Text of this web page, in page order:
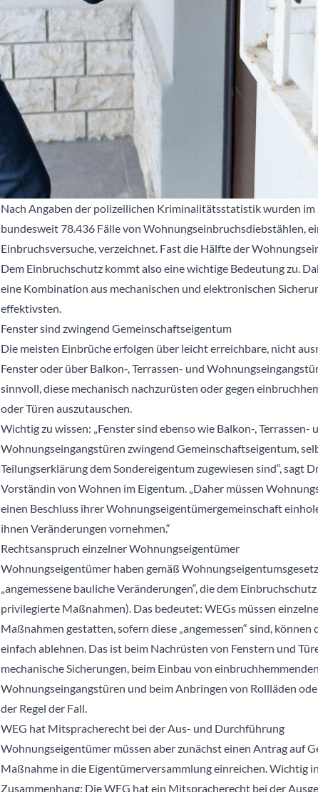
Nach Angaben der polizeilichen Kriminalitätsstatistik wurden im
bundesweit 78.436 Fälle von Wohnungseinbruchsdiebstählen,
Einbruchsversuche, verzeichnet. Fast die Hälfte der
Dem Einbruchschutz kommt also eine wichtige Bedeutung zu.
eine Kombination aus mechanischen und elektronischen
effektivsten.
Fenster sind zwingend Gemeinschaftseigentum
Die meisten Einbrüche erfolgen über leicht erreichbare, nicht
Fenster oder über Balkon-, Terrassen- und
sinnvoll, diese mechanisch nachzurüsten oder gegen
oder Türen auszutauschen.
Wichtig zu wissen: „Fenster sind ebenso wie Balkon-, Terrassen-
Wohnungseingangstüren zwingend Gemeinschaftseigentum,
Teilungserklärung dem Sondereigentum zugewiesen sind“, sagt
Vorständin von Wohnen im Eigentum. „Daher müssen
einen Beschluss ihrer Wohnungseigentümergemeinschaft
ihnen Veränderungen vornehmen.“
Rechtsanspruch einzelner Wohnungseigentümer
Wohnungseigentümer haben gemäß
„angemessene bauliche Veränderungen“, die dem
privilegierte Maßnahmen). Das bedeutet: WEGs müssen
Maßnahmen gestatten, sofern diese „angemessen“ sind, können
einfach ablehnen. Das ist beim Nachrüsten von Fenstern und
mechanische Sicherungen, beim Einbau von
Wohnungseingangstüren und beim Anbringen von Rollläden
der Regel der Fall.
WEG hat Mitspracherecht bei der Aus- und Durchführung
Wohnungseigentümer müssen aber zunächst einen Antrag auf
Maßnahme in die Eigentümerversammlung einreichen. Wichtig
Zusammenhang: Die WEG hat ein Mitspracherecht bei der